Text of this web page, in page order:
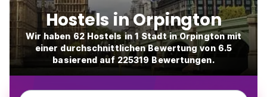
Hostels in Orpington
Wir haben 62 Hostels in 1 Stadt in Orpington mit
einer durchschnittlichen Bewertung von 6.5
basierend auf 225319 Bewertungen.